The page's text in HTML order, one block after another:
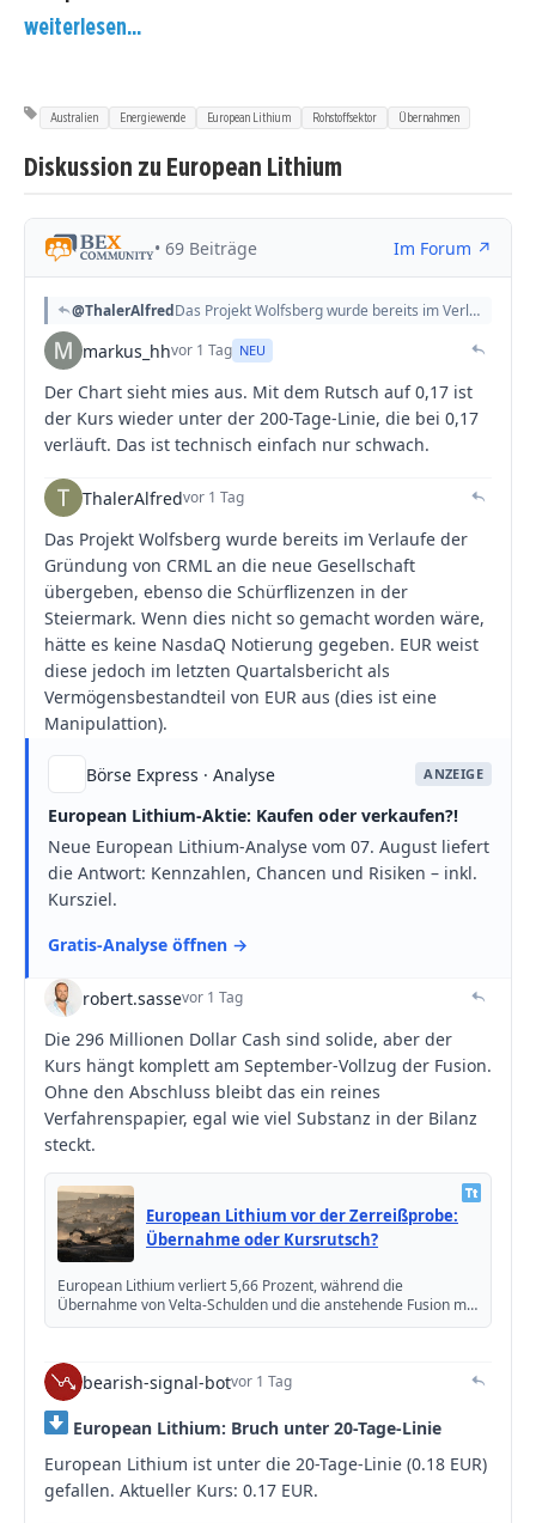
weiterlesen...
Australien Energiewende European Lithium Rohstoffsektor Übernahmen
Diskussion zu European Lithium